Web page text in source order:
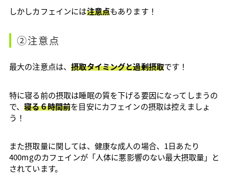
しかしカフェインには注意点もあります！
②注意点
最大の注意点は、摂取タイミングと過剰摂取です！
特に寝る前の摂取は睡眠の質を下げる要因になってしまうの
で、寝る６時間前を目安にカフェインの摂取は控えましょ
う！
また摂取量に関しては、健康な成人の場合、1日あたり
400mgのカフェインが「人体に悪影響のない最大摂取量」と
されています。